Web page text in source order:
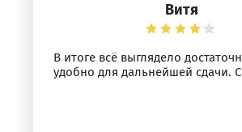
Витя
В итоге всё выглядело
удобно для дальнейшей сдачи.